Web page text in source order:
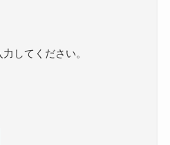
してください。